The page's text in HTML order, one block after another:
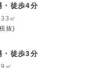
・徒歩4分
㎡
抜)
・徒歩3分